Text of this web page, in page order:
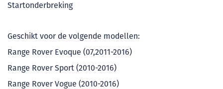
Startonderbreking
Geschikt voor de volgende modellen:
Range Rover Evoque (07,2011-2016)
Range Rover Sport (2010-2016)
Range Rover Vogue (2010-2016)